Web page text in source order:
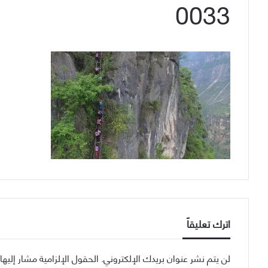
0033
اترك تعليقاً
لن يتم نشر عنوان بريدك الإلكتروني. الحقول الإلزامية مشار